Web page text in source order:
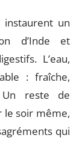
instaurent un
d’Inde et
L’eau,
: fraîche,
Un reste de
le soir même,
qui